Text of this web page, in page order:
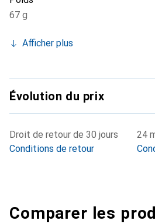
67 g
Afficher plus
Évolution du prix
Droit de retour de 30 jours
Conditions de retour
24
Comparer les